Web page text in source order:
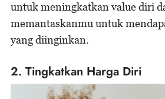
untuk meningkatkan value diri
memantaskanmu untuk
yang diinginkan.
2. Tingkatkan Harga Diri